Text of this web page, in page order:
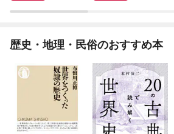
歴史・地理・民俗のおすすめ本